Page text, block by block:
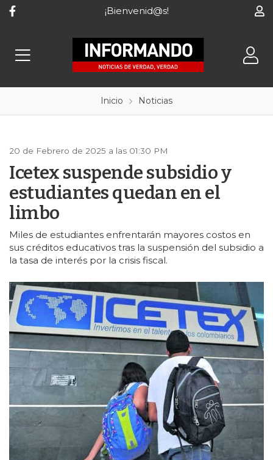
¡Bienvenid@s!
Inicio Noticias
20 de Febrero de 2025 a las 01:30 PM
Icetex suspende subsidio y
estudiantes quedan en el
limbo
Miles de estudiantes enfrentarán mayores costos en
sus créditos educativos tras la suspensión del subsidio a
la tasa de interés por la crisis fiscal.